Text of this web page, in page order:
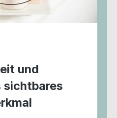
und
sichtbares